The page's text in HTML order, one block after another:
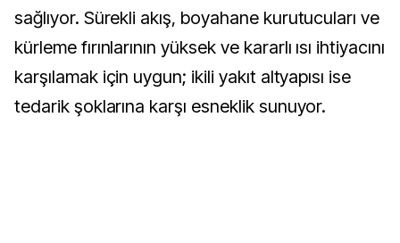
sağlıyor. Sürekli akış, boyahane kurutucuları ve
kürleme fırınlarının yüksek ve kararlı ısı ihtiyacını
karşılamak için uygun; ikili yakıt altyapısı ise
tedarik şoklarına karşı esneklik sunuyor.